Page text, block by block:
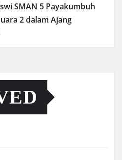
SMAN 5 Payakumbuh
2 dalam Ajang